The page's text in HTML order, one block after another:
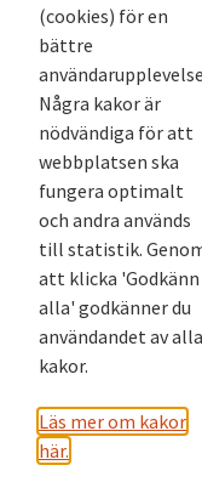
Andra webbplatser
Arkivsök
Fornsök
Fornreg
Bebyggelseregistret
Runor
Kringla
(cookies) för en
bättre
Några kakor är
nödvändiga för att
webbplatsen ska
fungera optimalt
och andra används
till statistik.
att klicka 'Godkänn
alla' godkänner du
användandet av alla
kakor.
Läs mer om kakor
här.